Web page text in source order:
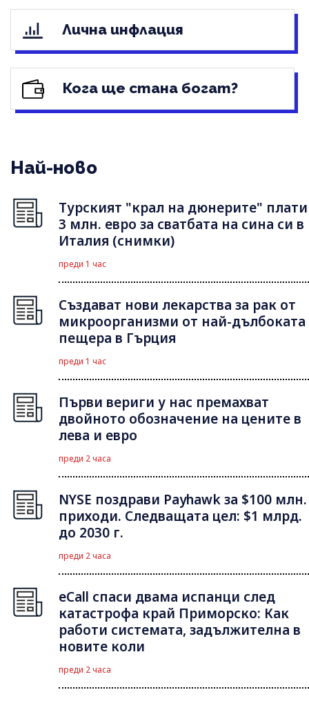
Лична инфлация
Кога ще стана богат?
Най-ново
Турският "крал на дюнерите" плати
3 млн. евро за сватбата на сина си в
Италия (снимки)
преди 1 час
Създават нови лекарства за рак от
микроорганизми от най-дълбоката
пещера в Гърция
преди 1 час
Първи вериги у нас премахват
двойното обозначение на цените в
лева и евро
преди 2 часа
NYSE поздрави Payhawk за $100 млн.
приходи. Следващата цел: $1 млрд.
до 2030 г.
преди 2 часа
eCall спаси двама испанци след
катастрофа край Приморско: Как
работи системата, задължителна в
новите коли
преди 2 часа